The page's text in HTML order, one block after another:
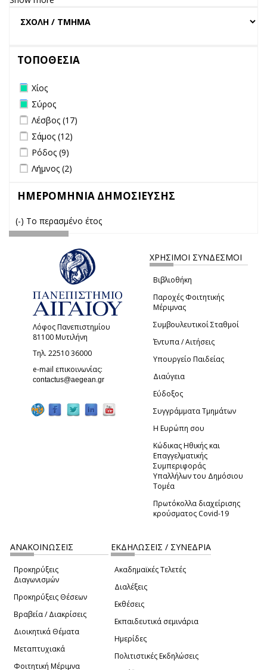
ΤΟΠΟΘΕΣΙΑ
Remove Χίος filter
Χίος
Remove Σύρος filter
Σύρος
Apply Λέσβος filter
Λέσβος (17)
Apply Σάμος filter
Σάμος (12)
Apply Ρόδος filter
Ρόδος (9)
Apply Λήμνος filter
Λήμνος (2)
ΗΜΕΡΟΜΗΝΙΑ ΔΗΜΟΣΙΕΥΣΗΣ
(-) Remove Το περασμένο έτος filter
Το περασμένο έτος
Λόφος Πανεπιστημίου
81100 Μυτιλήνη
Τηλ. 22510 36000
e-mail επικοινωνίας:
contactus@aegean.gr (link sends e-mail)
ΧΡΗΣΙΜΟΙ ΣΥΝΔΕΣΜΟΙ
Βιβλιοθήκη
Παροχές Φοιτητικής
Μέριμνας
Συμβουλευτικοί Σταθμοί
Έντυπα / Αιτήσεις
Υπουργείο Παιδείας
Διαύγεια
Εύδοξος
Συγγράμματα Τμημάτων
Η Ευρώπη σου
Κώδικας Ηθικής και
Επαγγελματικής
Συμπεριφοράς
Υπαλλήλων του Δημόσιου
Τομέα
Πρωτόκολλα διαχείρισης
κρούσματος Covid-19
ΑΝΑΚΟΙΝΩΣΕΙΣ
Προκηρύξεις
Διαγωνισμών
Προκηρύξεις Θέσεων
Βραβεία / Διακρίσεις
Διοικητικά Θέματα
Μεταπτυχιακά
Φοιτητική Μέριμνα
ΕΚΔΗΛΩΣΕΙΣ / ΣΥΝΕΔΡΙΑ
Ακαδημαϊκές Τελετές
Διαλέξεις
Εκθέσεις
Εκπαιδευτικά σεμινάρια
Ημερίδες
Πολιτιστικές Εκδηλώσεις